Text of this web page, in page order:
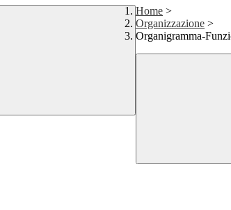
Home >
Organizzazione >
Organigramma-